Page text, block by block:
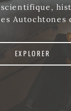
Autochtones
EXPLORER